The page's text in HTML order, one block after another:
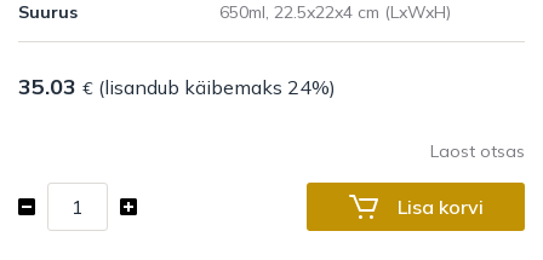
Suurus
35.03 € (lisandub käibemaks 24%)
Laost otsas
Deep
plate
Lisa korvi